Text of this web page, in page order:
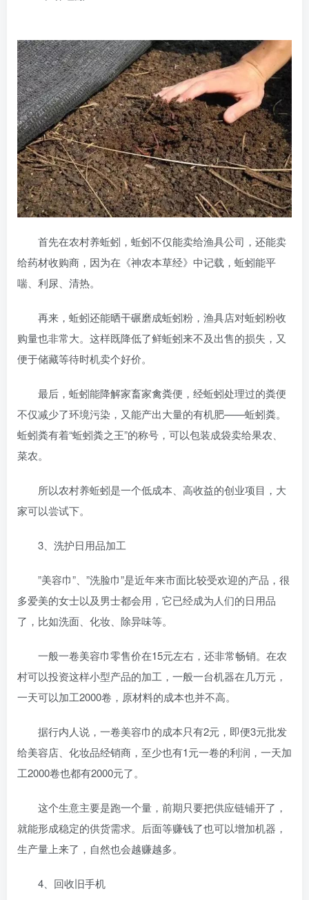
首先在农村养蚯蚓，蚯蚓不仅能卖给渔具公司，还能卖
给药材收购商，因为在《神农本草经》中记载，蚯蚓能平
喘、利尿、清热。
再来，蚯蚓还能晒干碾磨成蚯蚓粉，渔具店对蚯蚓粉收
购量也非常大。这样既降低了鲜蚯蚓来不及出售的损失，又
便于储藏等待时机卖个好价。
最后，蚯蚓能降解家畜家禽粪便，经蚯蚓处理过的粪便
不仅减少了环境污染，又能产出大量的有机肥——蚯蚓粪。
蚯蚓粪有着“蚯蚓粪之王”的称号，可以包装成袋卖给果农、
菜农。
所以农村养蚯蚓是一个低成本、高收益的创业项目，大
家可以尝试下。
3、洗护日用品加工
”美容巾”、”洗脸巾”是近年来市面比较受欢迎的产品，很
多爱美的女士以及男士都会用，它已经成为人们的日用品
了，比如洗面、化妆、除异味等。
一般一卷美容巾零售价在15元左右，还非常畅销。在农
村可以投资这样小型产品的加工，一般一台机器在几万元，
一天可以加工2000卷，原材料的成本也并不高。
据行内人说，一卷美容巾的成本只有2元，即便3元批发
给美容店、化妆品经销商，至少也有1元一卷的利润，一天加
工2000卷也都有2000元了。
这个生意主要是跑一个量，前期只要把供应链铺开了，
就能形成稳定的供货需求。后面等赚钱了也可以增加机器，
生产量上来了，自然也会越赚越多。
4、回收旧手机